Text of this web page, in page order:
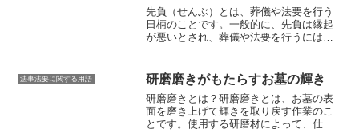
先負（せんぶ）とは、葬儀や法要を行う
日柄のことです。一般的に、先負は縁起
が悪いとされ、葬儀や法要を行うには避
霊が先立って負けることを意味する説が
あります。また、先負の反対語である
「先勝」は縁起が良いとされ、葬儀や法
要を行うのに適した日とされています。
先勝と先負は、六曜（六輝）と呼ばれる
法事法要に関する用語 研磨磨きがもたらすお墓の輝き
研磨磨きとは？研磨磨きとは、お墓の表
面を磨き上げて輝きを取り戻す作業のこ
とです。使用する研磨材によって、仕上